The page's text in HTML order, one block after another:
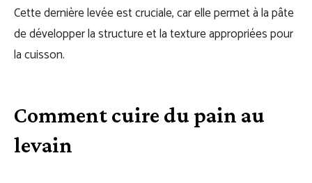
Cette dernière levée est cruciale, car elle permet à la pâte
de développer la structure et la texture appropriées pour
la cuisson.
Comment cuire du pain au
levain